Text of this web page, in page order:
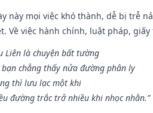
này mọi việc khó thành, dễ bị trễ
Về việc hành chính, luật pháp,
Liên là chuyện bất tường
bạn chẳng thấy nửa đường phân ly
thì lưu lạc một khi
đường trắc trở nhiều khi nhọc nhằn.”